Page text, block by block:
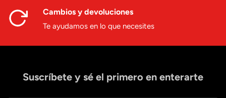
Cambios y devoluciones
Te ayudamos en lo que necesites
Suscríbete y sé el primero en enterarte